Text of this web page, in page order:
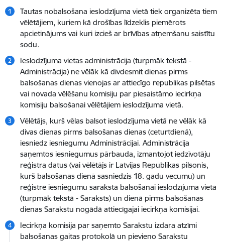
Tautas nobalsošana ieslodzījuma vietā tiek organizēta tiem
vēlētājiem, kuriem kā drošības līdzeklis piemērots
apcietinājums vai kuri izcieš ar brīvības atņemšanu saistītu
sodu.
Ieslodzījuma vietas administrācija (turpmāk tekstā -
Administrācija) ne vēlāk kā divdesmit dienas pirms
balsošanas dienas vienojas ar attiecīgo republikas pilsētas
vai novada vēlēšanu komisiju par piesaistāmo iecirkņa
komisiju balsošanai vēlētājiem ieslodzījuma vietā.
Vēlētājs, kurš vēlas balsot ieslodzījuma vietā ne vēlāk kā
divas dienas pirms balsošanas dienas (ceturtdienā),
iesniedz iesniegumu Administrācijai. Administrācija
saņemtos iesniegumus pārbauda, izmantojot iedzīvotāju
reģistra datus (vai vēlētājs ir Latvijas Republikas pilsonis,
kurš balsošanas dienā sasniedzis 18. gadu vecumu) un
reģistrē iesniegumu sarakstā balsošanai ieslodzījuma vietā
(turpmāk tekstā - Saraksts) un dienā pirms balsošanas
dienas Sarakstu nogādā attiecīgajai iecirkņa komisijai.
Iecirkņa komisija par saņemto Sarakstu izdara atzīmi
balsošanas gaitas protokolā un pievieno Sarakstu